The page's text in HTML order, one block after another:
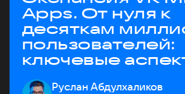
Apps. От нуля к
десяткам
пользователей:
ключевые
архитектуры
Руслан Абдулхаликов